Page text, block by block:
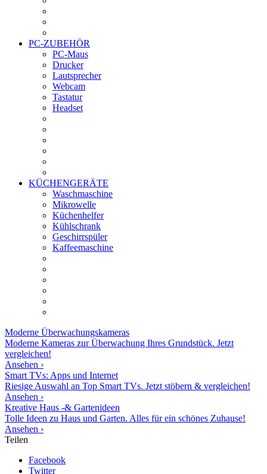
PC-ZUBEHÖR
PC-Maus
Drucker
Lautsprecher
Webcam
Tastatur
Headset
KÜCHENGERÄTE
Waschmaschine
Mikrowelle
Küchenhelfer
Kühlschrank
Geschirrspüler
Kaffeemaschine
Moderne Überwachungskameras
Moderne Kameras zur Überwachung Ihres Grundstück. Jetzt
vergleichen!
Ansehen ›
Smart TVs: Apps und Internet
Riesige Auswahl an Top Smart TVs. Jetzt stöbern & vergleichen!
Ansehen ›
Kreative Haus -& Gartenideen
Tolle Ideen zu Haus und Garten. Alles für ein schönes Zuhause!
Ansehen ›
Teilen
Facebook
Twitter